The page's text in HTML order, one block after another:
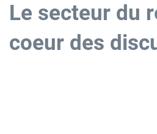
Le secteur du
coeur des